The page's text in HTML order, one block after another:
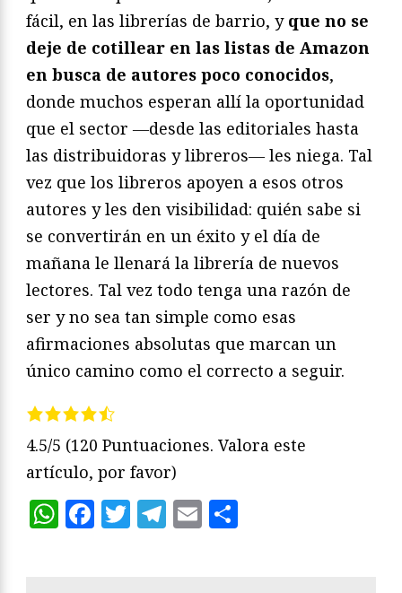
fácil, en las librerías de barrio, yque no se
deje de cotillear en las listas de Amazon
en busca de autores poco conocidos,
donde muchos esperan allí la oportunidad
que el sector ―desde las editoriales hasta
las distribuidoras y libreros― les niega. Tal
vez que los libreros apoyen a esos otros
autores y les den visibilidad: quién sabe si
se convertirán en un éxito y el día de
mañana le llenará la librería de nuevos
lectores. Tal vez todo tenga una razón de
ser y no sea tan simple como esas
afirmaciones absolutas que marcan un
único camino como el correcto a seguir.
4.5/5 (120 Puntuaciones. Valora este
artículo, por favor)
WhatsApp
Facebook
Twitter
Telegram
Email